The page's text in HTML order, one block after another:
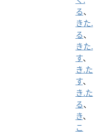
る、
きた.
る、
きた.
す、
き.た
す、
き.た
る、
き、
こ